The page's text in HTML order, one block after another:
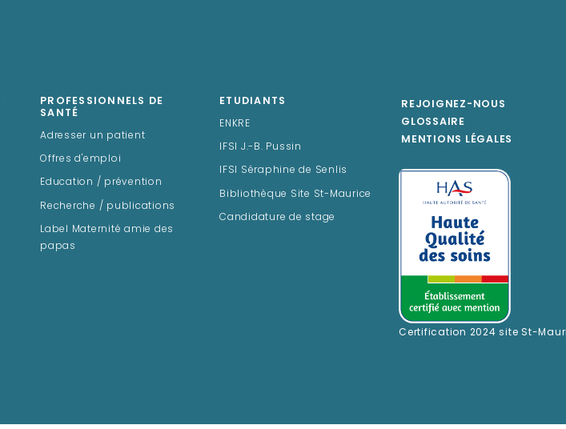
PROFESSIONNELS DE
SANTÉ
Adresser un patient
Offres d'emploi
Education / prévention
Recherche / publications
Label Maternité amie des
papas
ETUDIANTS
ENKRE
IFSI J.-B. Pussin
IFSI Séraphine de Senlis
Bibliothèque Site St-Maurice
Candidature de stage
REJOIGNEZ-NOUS
GLOSSAIRE
MENTIONS LÉGALES
Certification 2024 site St-